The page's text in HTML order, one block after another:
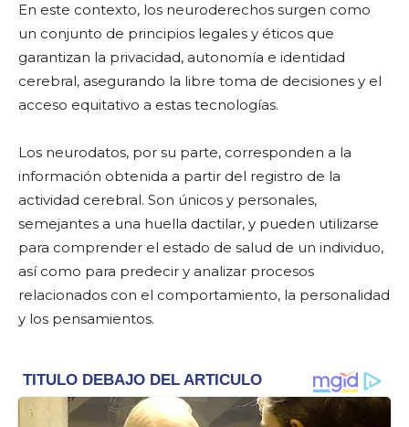
En este contexto, los neuroderechos surgen como
un conjunto de principios legales y éticos que
garantizan la privacidad, autonomía e identidad
cerebral, asegurando la libre toma de decisiones y el
acceso equitativo a estas tecnologías.
Los neurodatos, por su parte, corresponden a la
información obtenida a partir del registro de la
actividad cerebral. Son únicos y personales,
semejantes a una huella dactilar, y pueden utilizarse
para comprender el estado de salud de un individuo,
así como para predecir y analizar procesos
relacionados con el comportamiento, la personalidad
y los pensamientos.